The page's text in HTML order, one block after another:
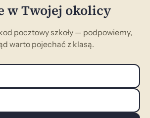
w Twojej okolicy
pocztowy szkoły — podpowiemy,
warto pojechać z klasą.